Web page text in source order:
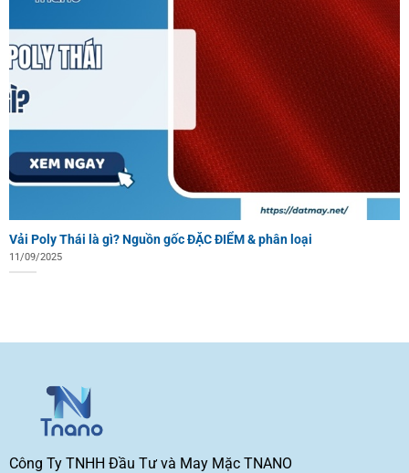
Vải Poly Thái là gì? Nguồn gốc ĐẶC ĐIỂM & phân loại
11/09/2025
Công Ty TNHH Đầu Tư và May Mặc TNANO